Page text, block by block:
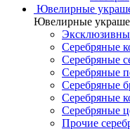
Ювелирные
Ювелирные
Серебряные
Серебряные
Серебряные
Серебряные
Серебряные
Серебряные
Прочие